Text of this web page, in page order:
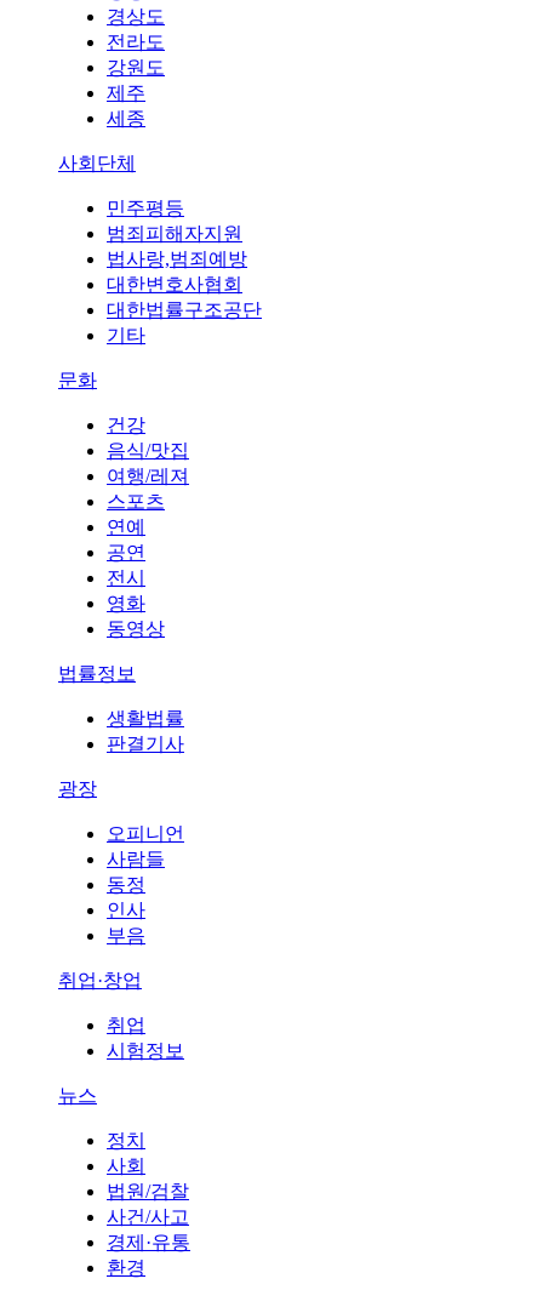
경상도
전라도
강원도
제주
세종
사회단체
민주평등
범죄피해자지원
법사랑,범죄예방
대한변호사협회
대한법률구조공단
기타
문화
건강
음식/맛집
여행/레져
스포츠
연예
공연
전시
영화
동영상
법률정보
생활법률
판결기사
광장
오피니언
사람들
동정
인사
부음
취업·창업
취업
시험정보
뉴스
정치
사회
법원/검찰
사건/사고
경제·유통
환경